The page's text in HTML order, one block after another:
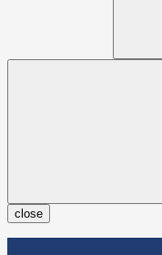
close